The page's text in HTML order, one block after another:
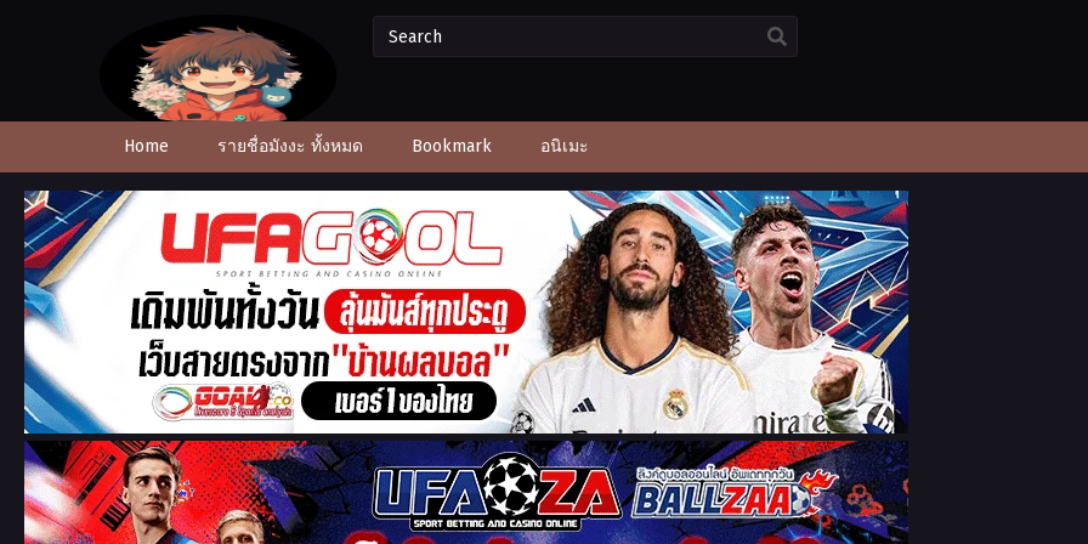
Home รายชื่อมังงะ ทั้งหมด Bookmark อนิเมะ